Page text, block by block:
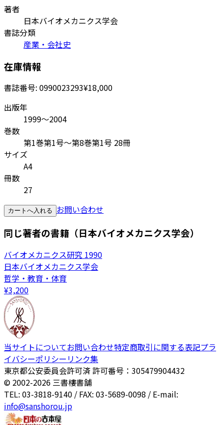
著者
日本バイオメカニクス学会
書誌分類
産業・会社史
在庫情報
書誌番号: 0990023293¥18,000
出版年
1999～2004
巻数
第1巻第1号～第8巻第1号 28冊
サイズ
A4
冊数
27
カートへ入れる お問い合わせ
同じ著者の書籍（日本バイオメカニクス学会）
バイオメカニクス研究 1990
日本バイオメカニクス学会
哲学・教育・体育
¥3,200
当サイトについてお問い合わせ特定商取引に関する表記プラ
イバシーポリシー リンク集
東京都公安委員会許可済 許可番号：305479904432
© 2002-2026 三書樓書舗
TEL: 03-3818-9140 / FAX: 03-5689-0098 / E-mail:
info@sanshorou.jp